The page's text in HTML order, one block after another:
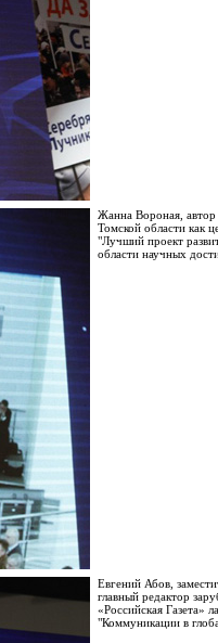
Жанна Вороная,
Томской области как
"Лучший проект
области научных
Евгений Абов,
главный редактор
«Российская Газета»
"Коммуникации в